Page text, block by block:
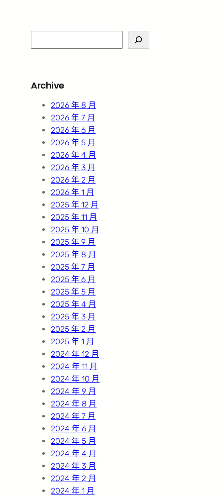
e
c
Archive
2026 年 8 月
2026 年 7 月
2026 年 6 月
2026 年 5 月
2026 年 4 月
2026 年 3 月
2026 年 2 月
2026 年 1 月
2025 年 12 月
2025 年 11 月
2025 年 10 月
2025 年 9 月
2025 年 8 月
2025 年 7 月
2025 年 6 月
2025 年 5 月
2025 年 4 月
2025 年 3 月
2025 年 2 月
2025 年 1 月
2024 年 12 月
2024 年 11 月
2024 年 10 月
2024 年 9 月
2024 年 8 月
2024 年 7 月
2024 年 6 月
2024 年 5 月
2024 年 4 月
2024 年 3 月
2024 年 2 月
2024 年 1 月